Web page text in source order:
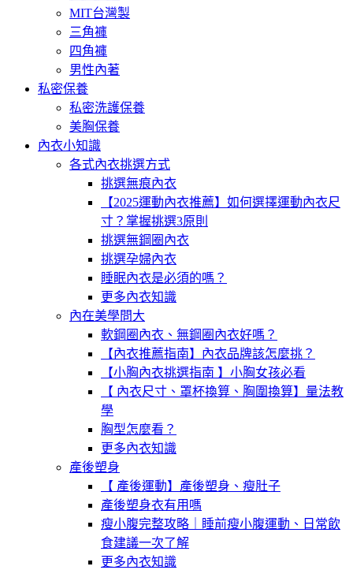
MIT台灣製
三角褲
四角褲
男性內著
私密保養
私密洗護保養
美胸保養
內衣小知識
各式內衣挑選方式
挑選無痕內衣
【2025運動內衣推薦】如何選擇運動內衣尺
寸？掌握挑選3原則
挑選無鋼圈內衣
挑選孕婦內衣
睡眠內衣是必須的嗎？
更多內衣知識
內在美學問大
軟鋼圈內衣、無鋼圈內衣好嗎？
【內衣推薦指南】內衣品牌該怎麼挑？
【小胸內衣挑選指南 】小胸女孩必看
【 內衣尺寸、罩杯換算、胸圍換算】量法教
學
胸型怎麼看？
更多內衣知識
產後塑身
【 產後運動】產後塑身、瘦肚子
產後塑身衣有用嗎
瘦小腹完整攻略｜睡前瘦小腹運動、日常飲
食建議一次了解
更多內衣知識